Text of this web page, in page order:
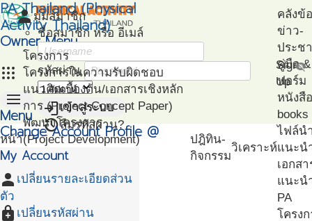
PA Thailand (Physical
Activity Thailand)
Owner Menu
apps
personมุมสมาชิก
ชื่อสมาชิก หรือ อีเมล์
รหัสผ่าน visibility_off
loginเข้าสู่ระบบ
restoreลืมรหัสผ่าน?
Sign
Up
menu
Menu
หน้า
แรก
โครงการ
โครงการในความรับผิดชอบ
แนวคิดเบื้องต้น/เอกสารเชิงหลัก
การ (Project Concept Paper)
พัฒนาโครงการ
(Project Development)
ติดตามโครงการ
(Project Management)
(Project Mapping)
ปฎิทิน-
กิจกรรม
วิเคราะห์
คลังข้
ข่าว-
ประช
คู่มือ
ฟอร์ม
หนังสื
books
ไฟล์น
แนะน
เอกสา
แนะน
PA
โครง
Change Account Profile @
My Account
person เปลี่ยนรายละเอียดส่วน
ตัว
enhanced_encryption เปลี่ยนรหัสผ่าน